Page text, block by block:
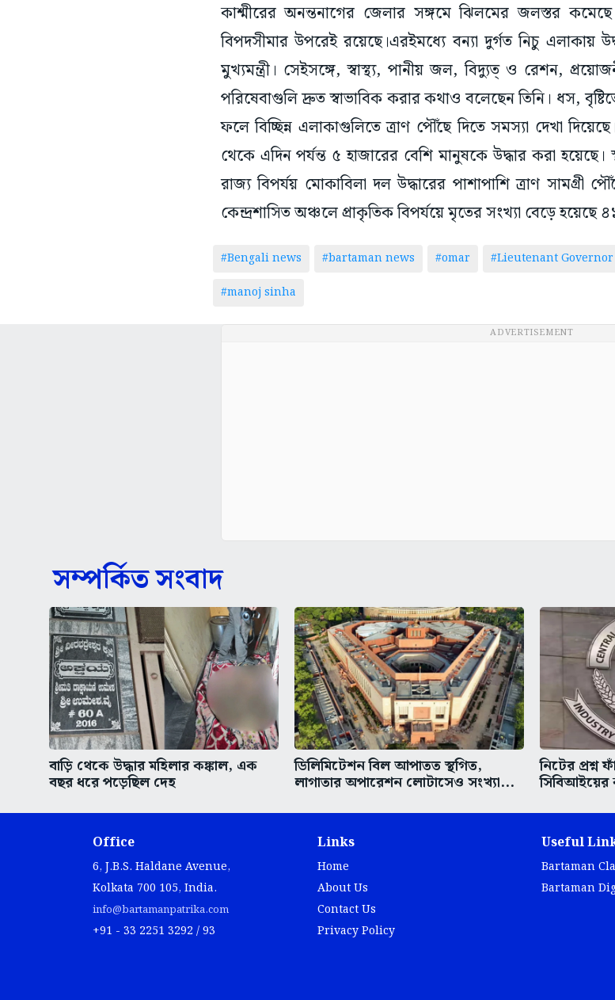
কাশ্মীরের অনন্তনাগের জেলার সঙ্গমে ঝিলমের জলস্তর
বিপদসীমার উপরেই রয়েছে।এরইমধ্যে বন্যা দুর্গত নিচু এলাকায়
মুখ্যমন্ত্রী। সেইসঙ্গে, স্বাস্থ্য, পানীয় জল, বিদ্যুত্ ও রেশন,
পরিষেবাগুলি দ্রুত স্বাভাবিক করার কথাও বলেছেন তিনি। ধস,
ফলে বিচ্ছিন্ন এলাকাগুলিতে ত্রাণ পৌঁছে দিতে সমস্যা দেখা
থেকে এদিন পর্যন্ত ৫ হাজারের বেশি মানুষকে উদ্ধার করা হয়েছে।
রাজ্য বিপর্যয় মোকাবিলা দল উদ্ধারের পাশাপাশি ত্রাণ
কেন্দ্রশাসিত অঞ্চলে প্রাকৃতিক বিপর্যয়ে মৃতের সংখ্যা বেড়ে হয়েছে
#Bengali news #bartaman news #omar #Lieutenant Governor
#manoj sinha
ADVERTISEMENT
সম্পর্কিত সংবাদ
বাড়ি থেকে উদ্ধার মহিলার কঙ্কাল, এক
বছর ধরে পড়েছিল দেহ
ডিলিমিটেশন বিল আপাতত স্থগিত,
লাগাতার অপারেশন লোটাসেও সংখ্যা...
নিটের প্রশ্ন
সিবিআইয়ের
Office
6, J.B.S. Haldane Avenue,
Kolkata 700 105, India.
info@bartamanpatrika.com
+91 - 33 2251 3292 / 93
Links
Home
About Us
Contact Us
Privacy Policy
Useful
Bartaman
Bartaman